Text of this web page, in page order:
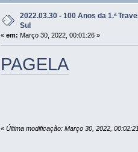
2022.03.30 - 100 Anos da 1.ª
Sul
« em: Março 30, 2022, 00:01:26 »
PAGELA
« Última modificação: Março 30, 2022,